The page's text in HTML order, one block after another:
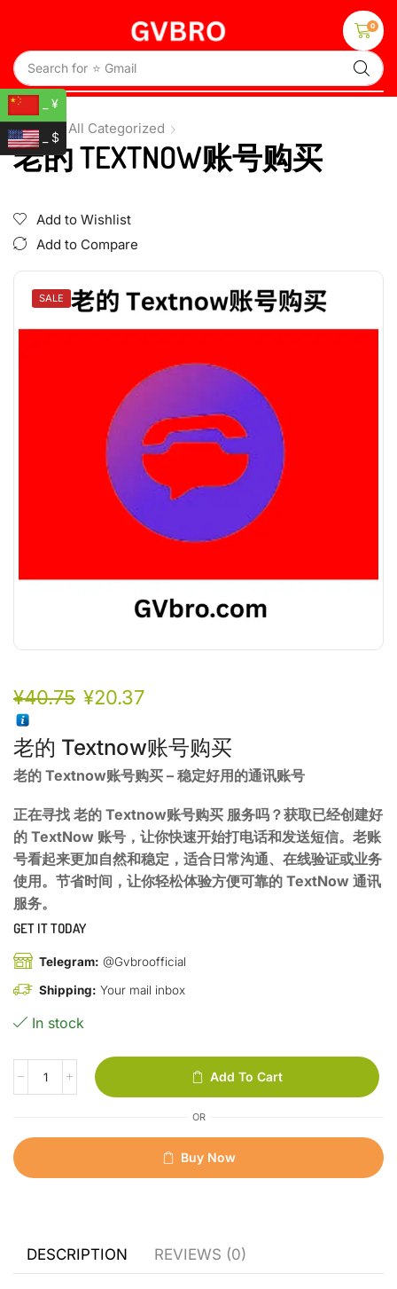
Search for ⭐ Gmail
0
Home All Categorized
老的 TEXTNOW账号购买
Add to Wishlist
Add to Compare
SALE
¥40.75 ¥20.37
老的 Textnow账号购买
老的 Textnow账号购买 – 稳定好用的通讯账号
正在寻找 老的 Textnow账号购买 服务吗？获取已经创建好
的 TextNow 账号，让你快速开始打电话和发送短信。老账
号看起来更加自然和稳定，适合日常沟通、在线验证或业务
使用。节省时间，让你轻松体验方便可靠的 TextNow 通讯
服务。
GET IT TODAY
Telegram: @Gvbroofficial
Shipping: Your mail inbox
In stock
Add To Cart
OR
Buy Now
DESCRIPTION REVIEWS (0)
_ ¥
_ $